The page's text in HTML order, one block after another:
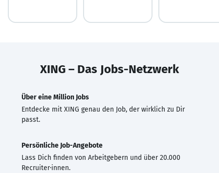
XING – Das Jobs-Netzwerk
Über eine Million Jobs
Entdecke mit XING genau den Job, der wirklich zu Dir
passt.
Persönliche Job-Angebote
Lass Dich finden von Arbeitgebern und über 20.000
Recruiter·innen.